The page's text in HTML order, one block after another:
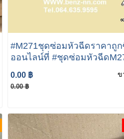
#M271ชุดซ่อมหัวฉีดราคาถู
ออนไลน์ที่ #ชุดซ่อมหัวฉีด
#ชุดซ่อมหัวฉีดBenz #ชุดซ่อม
ฉีดW212 #ชุดซ่อมหัวฉีด
ซ่อมหัวฉีดW207
0.00 ฿
0.00 ฿
ข